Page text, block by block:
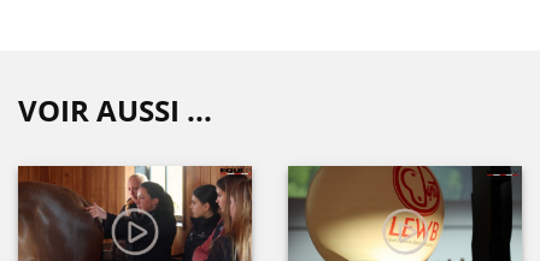
VOIR AUSSI ...